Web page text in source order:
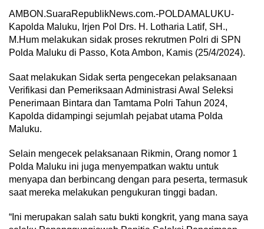
AMBON.SuaraRepublikNews.com.-POLDAMALUKU-
Kapolda Maluku, Irjen Pol Drs. H. Lotharia Latif, SH.,
M.Hum melakukan sidak proses rekrutmen Polri di SPN
Polda Maluku di Passo, Kota Ambon, Kamis (25/4/2024).
Saat melakukan Sidak serta pengecekan pelaksanaan
Verifikasi dan Pemeriksaan Administrasi Awal Seleksi
Penerimaan Bintara dan Tamtama Polri Tahun 2024,
Kapolda didampingi sejumlah pejabat utama Polda
Maluku.
Selain mengecek pelaksanaan Rikmin, Orang nomor 1
Polda Maluku ini juga menyempatkan waktu untuk
menyapa dan berbincang dengan para peserta, termasuk
saat mereka melakukan pengukuran tinggi badan.
“Ini merupakan salah satu bukti kongkrit, yang mana saya